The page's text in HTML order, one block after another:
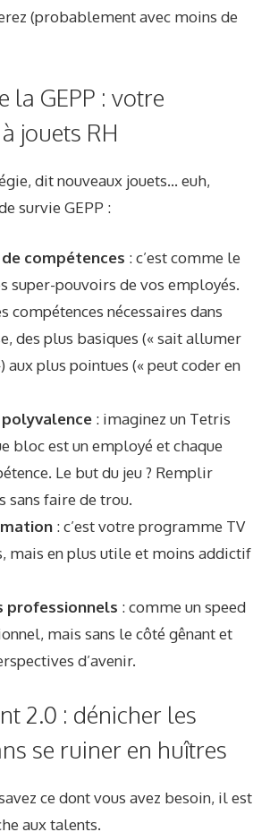
(probablement avec moins de
la GEPP : votre
jouets RH
dit nouveaux jouets… euh,
survie GEPP :
compétences : c’est comme le
super-pouvoirs de vos employés.
compétences nécessaires dans
des plus basiques (« sait allumer
aux plus pointues (« peut coder en
: imaginez un Tetris
bloc est un employé et chaque
Le but du jeu ? Remplir
sans faire de trou.
: c’est votre programme TV
mais en plus utile et moins addictif
professionnels : comme un speed
mais sans le côté gênant et
d’avenir.
2.0 : dénicher les
se ruiner en huîtres
ce dont vous avez besoin, il est
aux talents.